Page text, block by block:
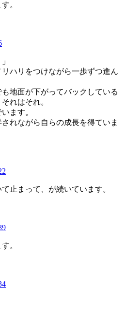
。
ハリをつけながら一歩ずつ進ん
地面が下がってバックしている
れはそれ。
ます。
れながら自らの成長を得ていま
止まって、が続いています。
。